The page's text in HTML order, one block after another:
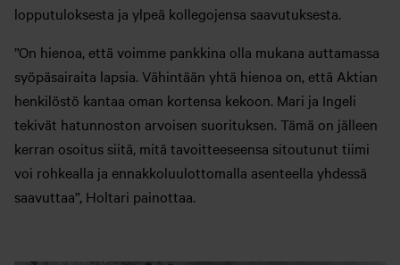
lopputuloksesta ja ylpeä kollegojensa saavutuksesta.
”On hienoa, että voimme pankkina olla mukana auttamassa
syöpäsairaita lapsia. Vähintään yhtä hienoa on, että Aktian
henkilöstö kantaa oman kortensa kekoon. Mari ja Ingeli
tekivät hatunnoston arvoisen suorituksen. Tämä on jälleen
kerran osoitus siitä, mitä tavoitteeseensa sitoutunut tiimi
voi rohkealla ja ennakkoluulottomalla asenteella yhdessä
saavuttaa”, Holtari painottaa.